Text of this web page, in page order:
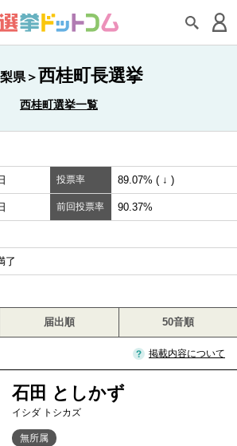
県＞西桂町長選挙
西桂町選挙一覧
投票率 89.07% ( ↓ )
前回投票率 90.37%
了
届出順 50音順
掲載内容について
石田 としかず
イシダ トシカズ
無所属